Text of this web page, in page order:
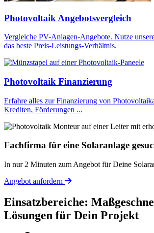
Photovoltaik Angebotsvergleich
Vergleiche PV-Anlagen-Angebote. Nutze
das beste Preis-Leistungs-Verhältnis.
Photovoltaik Finanzierung
Erfahre alles zur Finanzierung von
Krediten, Förderungen ...
Fachfirma für eine Solaranlage
In nur 2 Minuten zum Angebot für Deine
Angebot anfordern
Einsatzbereiche:
Lösungen für Dein Projekt